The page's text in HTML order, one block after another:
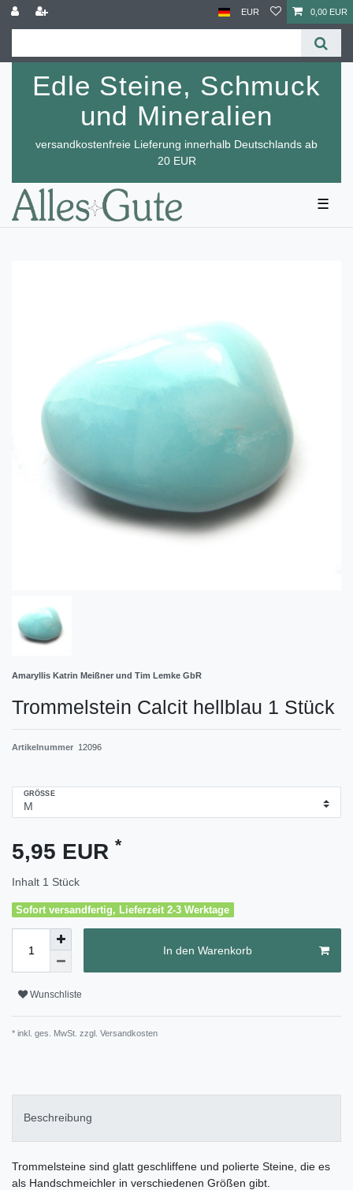
EUR 0,00 EUR
Edle Steine, Schmuck
und Mineralien
versandkostenfreie Lieferung innerhalb Deutschlands ab
20 EUR
☰
Amaryllis Katrin Meißner und Tim Lemke GbR
Trommelstein Calcit hellblau 1 Stück
Artikelnummer 12096
GRÖSSE
5,95 EUR *
Inhalt 1 Stück
Sofort versandfertig, Lieferzeit 2-3 Werktage
In den Warenkorb
Wunschliste
* inkl. ges. MwSt. zzgl. Versandkosten
Beschreibung
Trommelsteine sind glatt geschliffene und polierte Steine, die es
als Handschmeichler in verschiedenen Größen gibt.